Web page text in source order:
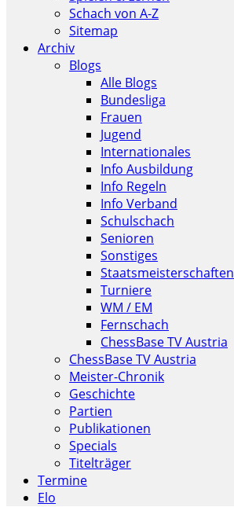
Schach von A-Z
Sitemap
Archiv
Blogs
Alle Blogs
Bundesliga
Frauen
Jugend
Internationales
Info Ausbildung
Info Regeln
Info Verband
Schulschach
Senioren
Sonstiges
Staatsmeisterschaften
Turniere
WM / EM
Fernschach
ChessBase TV Austria
ChessBase TV Austria
Meister-Chronik
Geschichte
Partien
Publikationen
Specials
Titelträger
Termine
Elo